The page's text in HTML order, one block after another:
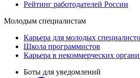
Рейтинг работодателей России
Молодым специалистам
Карьера для молодых
Школа программистов
Карьера в некоммерческих
Боты для уведомлений